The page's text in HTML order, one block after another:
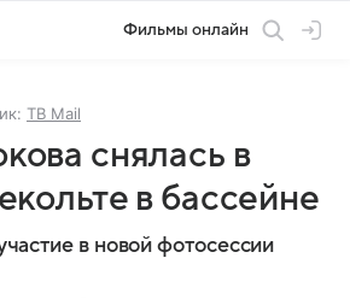
Фильмы онлайн
ТВ Mail
снялась в
в бассейне
в новой фотосессии